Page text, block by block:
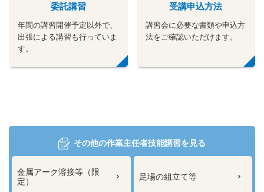
委託講習
年間の講習開催予定以外で、
出張による講習も行っていま
す。
受講申込方法
講習会に必要な書類や申込方
法をご確認いただけます。
その他の作業主任者技能講習を見る
金属アーク溶接等（限
定）
足場の組立て等